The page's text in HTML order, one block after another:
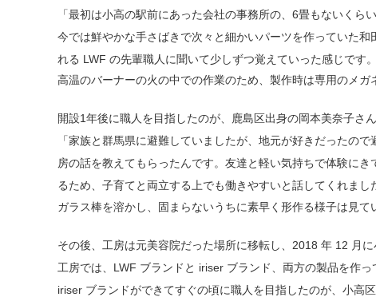
「最初は小高の駅前にあった会社の事務所の、6畳もないく
今では鮮やかな手さばきで次々と細かいパーツを作っていた
れる LWF の先輩職人に聞いて少しずつ覚えていった感じです
高温のバーナーの火の中での作業のため、製作時は専用のメガ
開設1年後に職人を目指したのが、鹿島区出身の岡本美奈子さ
「家族と群馬県に避難していましたが、地元が好きだったの
房の話を教えてもらったんです。友達と軽い気持ちで体験に
るため、子育てと両立する上でも働きやすいと話してくれまし
ガラス棒を溶かし、固まらないうちに素早く形作る様子は見て
その後、工房は元美容院だった場所に移転し、2018 年 12 月
工房では、LWF ブランドと iriser ブランド、両方の製品を作っ
iriser ブランドができてすぐの頃に職人を目指したのが、小高